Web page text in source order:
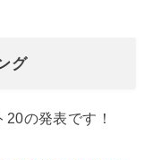
グ
の発表です！